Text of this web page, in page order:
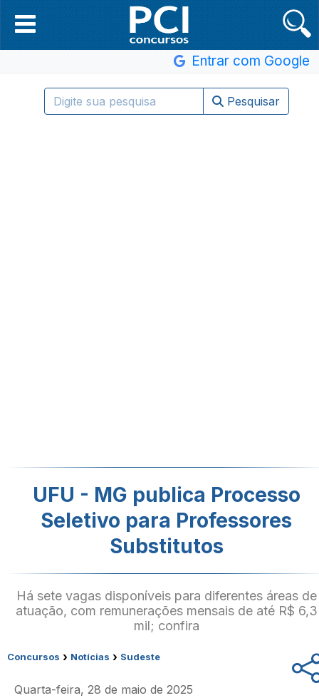
Entrar com Google
Pesquisar
UFU - MG publica Processo
Seletivo para Professores
Substitutos
Há sete vagas disponíveis para diferentes áreas de
atuação, com remunerações mensais de até R$ 6,3
mil; confira
Concursos › Notícias › Sudeste
Quarta-feira, 28 de maio de 2025